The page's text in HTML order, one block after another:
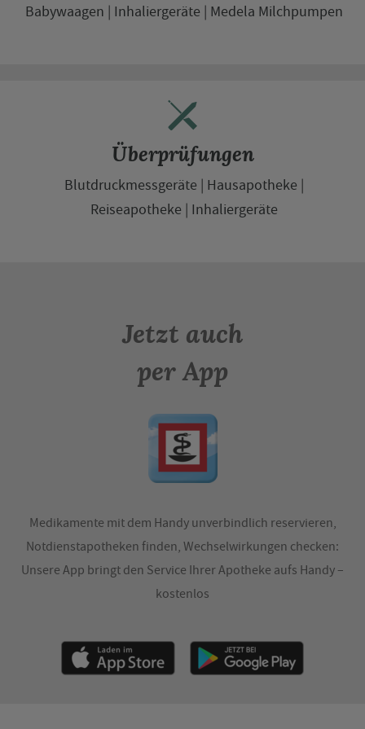
Babywaagen Inhaliergeräte Medela Milchpumpen
Überprüfungen
Blutdruckmessgeräte
Hausapotheke
Reiseapotheke
Inhaliergeräte
Jetzt auch
per App
Medikamente mit dem Handy unverbindlich reservieren,
Notdienstapotheken finden, Wechselwirkungen checken:
Unsere App bringt den Service Ihrer Apotheke aufs Handy –
kostenlos